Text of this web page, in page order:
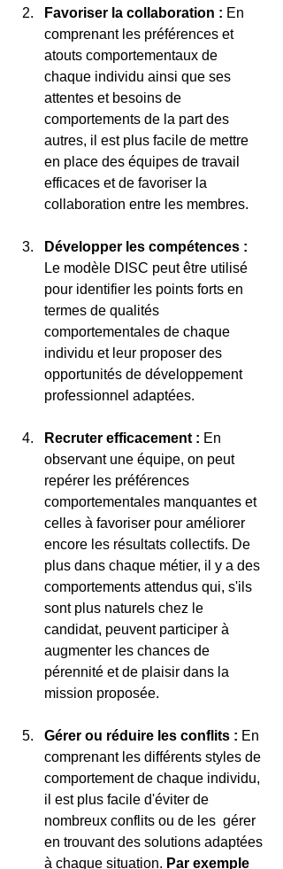
Favoriser la collaboration : En
comprenant les préférences et
atouts comportementaux de
chaque individu ainsi que ses
attentes et besoins de
comportements de la part des
autres, il est plus facile de mettre
en place des équipes de travail
efficaces et de favoriser la
collaboration entre les membres.
Développer les compétences :
Le modèle DISC peut être utilisé
pour identifier les points forts en
termes de qualités
comportementales de chaque
individu et leur proposer des
opportunités de développement
professionnel adaptées.
Recruter efficacement : En
observant une équipe, on peut
repérer les préférences
comportementales manquantes et
celles à favoriser pour améliorer
encore les résultats collectifs. De
plus dans chaque métier, il y a des
comportements attendus qui, s'ils
sont plus naturels chez le
candidat, peuvent participer à
augmenter les chances de
pérennité et de plaisir dans la
mission proposée.
Gérer ou réduire les conflits : En
comprenant les différents styles de
comportement de chaque individu,
il est plus facile d'éviter de
nombreux conflits ou de les  gérer
en trouvant des solutions adaptées
à chaque situation. Par exemple